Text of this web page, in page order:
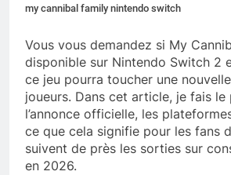
my cannibal family nintendo switch
Vous vous demandez si My
disponible sur Nintendo Switch 2
ce jeu pourra toucher une
joueurs. Dans cet article, je fais le
l’annonce officielle, les
ce que cela signifie pour les fans
suivent de près les sorties sur
en 2026.